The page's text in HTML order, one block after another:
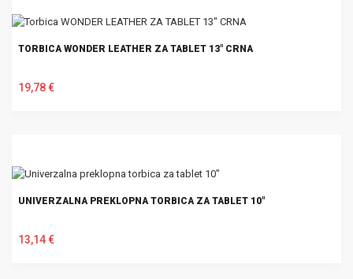
TORBICA WONDER LEATHER ZA TABLET 13" CRNA
19,78 €
UNIVERZALNA PREKLOPNA TORBICA ZA TABLET 10"
13,14 €